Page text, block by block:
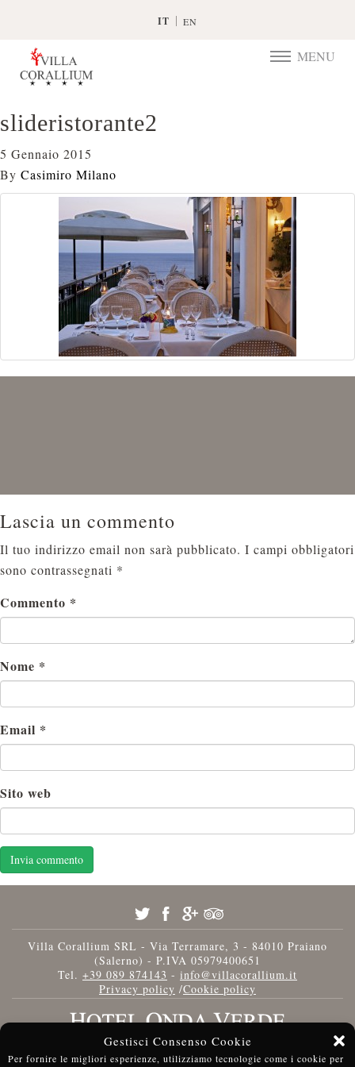
Gestisci Consenso Cookie
Per fornire le migliori esperienze, utilizziamo tecnologie come i cookie per
IT EN
TOGGLE
MENU
slideristorante2
5 Gennaio 2015
By Casimiro Milano
Lascia un commento
Il tuo indirizzo email non sarà pubblicato. I campi obbligatori
sono contrassegnati *
Commento *
Nome *
Email *
Sito web
Villa Corallium SRL - Via Terramare, 3 - 84010 Praiano
(Salerno) - P.IVA 05979400651
Tel. +39 089 874143 - info@villacorallium.it
Privacy policy /Cookie policy